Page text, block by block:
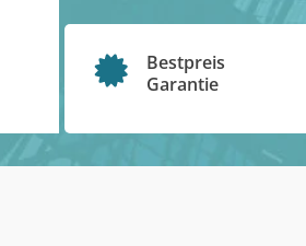
Bestpreis
Garantie